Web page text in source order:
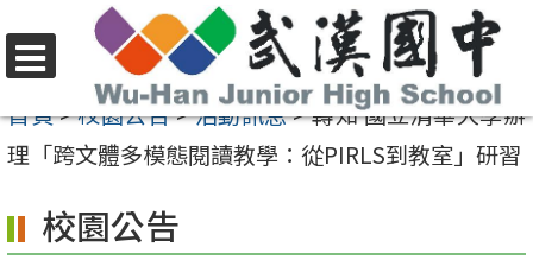
至
要
容
區
選
單
首頁>校園公告>活動訊息>轉知 國立清華大學辦
理「跨文體多模態閱讀教學：從PIRLS到教室」研習
校園公告